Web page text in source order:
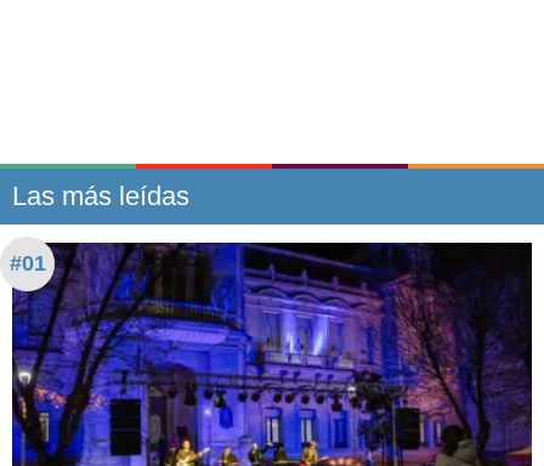
Las más leídas
#01